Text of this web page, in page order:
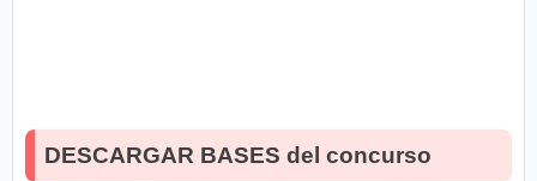
DESCARGAR BASES del concurso